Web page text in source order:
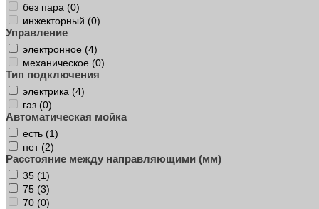
без пара (0)
инжекторный (0)
Управление
электронное (4)
механическое (0)
Тип подключения
электрика (4)
газ (0)
Автоматическая мойка
есть (1)
нет (2)
Расстояние между направляющими (мм)
35 (1)
75 (3)
70 (0)